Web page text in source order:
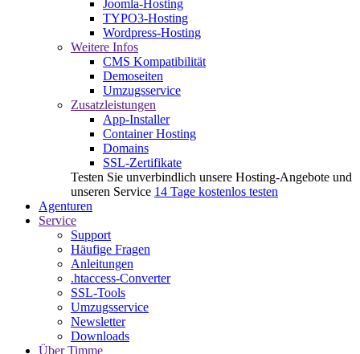
Joomla-Hosting
TYPO3-Hosting
Wordpress-Hosting
Weitere Infos
CMS Kompatibilität
Demoseiten
Umzugsservice
Zusatzleistungen
App-Installer
Container Hosting
Domains
SSL-Zertifikate
Testen Sie unverbindlich unsere Hosting-Angebote und
unseren Service 14 Tage kostenlos testen
Agenturen
Service
Support
Häufige Fragen
Anleitungen
.htaccess-Converter
SSL-Tools
Umzugsservice
Newsletter
Downloads
Über Timme